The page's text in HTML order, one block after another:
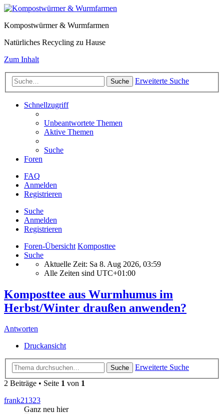
Kompostwürmer & Wurmfarmen
Natürliches Recycling zu Hause
Zum Inhalt
Suche Erweiterte Suche
Schnellzugriff
Unbeantwortete Themen
Aktive Themen
Suche
Foren
FAQ
Anmelden
Registrieren
Suche
Anmelden
Registrieren
Foren-Übersicht Komposttee
Suche
Aktuelle Zeit: Sa 8. Aug 2026, 03:59
Alle Zeiten sind UTC+01:00
Komposttee aus Wurmhumus im
Herbst/Winter draußen anwenden?
Antworten
Druckansicht
Suche
Erweiterte Suche
2 Beiträge • Seite 1 von 1
frank21323
Ganz neu hier